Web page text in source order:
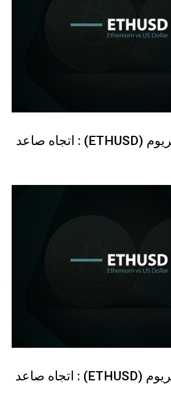
التحليل الفني الإيثريوم (ETHUSD) : اتجاه صاعد
التحليل الفني للإيثريوم (ETHUSD) : اتجاه صاعد